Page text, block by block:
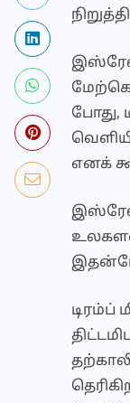
போது,
எனக்
டிரம்ப்